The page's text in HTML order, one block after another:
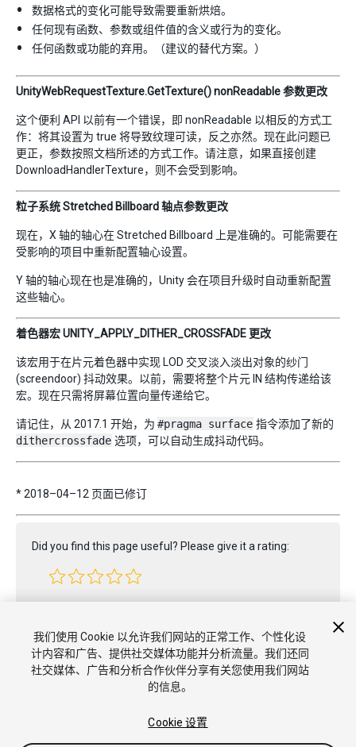
数据格式的变化可能导致需要重新烘焙。
任何现有函数、参数或组件值的含义或行为的变化。
任何函数或功能的弃用。（建议的替代方案。）
UnityWebRequestTexture.GetTexture() nonReadable 参数更改
这个便利 API 以前有一个错误，即 nonReadable 以相反的方式工
作：将其设置为 true 将导致纹理可读，反之亦然。现在此问题已
更正，参数按照文档所述的方式工作。请注意，如果直接创建
DownloadHandlerTexture，则不会受到影响。
粒子系统 Stretched Billboard 轴点参数更改
现在，X 轴的轴心在 Stretched Billboard 上是准确的。可能需要在
受影响的项目中重新配置轴心设置。
Y 轴的轴心现在也是准确的，Unity 会在项目升级时自动重新配置
这些轴心。
着色器宏 UNITY_APPLY_DITHER_CROSSFADE 更改
该宏用于在片元着色器中实现 LOD 交叉淡入淡出对象的纱门
(screendoor) 抖动效果。以前，需要将整个片元 IN 结构传递给该
宏。现在只需将屏幕位置向量传递给它。
请记住，从 2017.1 开始，为 #pragma surface 指令添加了新的
dithercrossfade 选项，可以自动生成抖动代码。
*2018–04–12 页面已修订
Did you find this page useful? Please give it a rating:
我们使用 Cookie 以允许我们网站的正常工作、个性化设
计内容和广告、提供社交媒体功能并分析流量。我们还同
社交媒体、广告和分析合作伙伴分享有关您使用我们网站
的信息。
Cookie 设置